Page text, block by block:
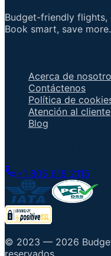
Budget-friendly flights,
Book smart, save more.
Acerca de
Contáctenos
Política de
Atención al cliente
Blog
+1 805 618 2115
© 2023 — 2026
reservados